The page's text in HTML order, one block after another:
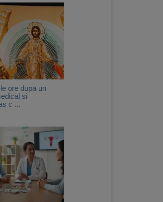
ore dupa un
si
c ...